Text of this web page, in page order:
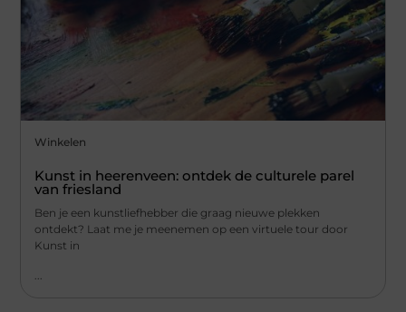
Winkelen
Kunst in heerenveen: ontdek de culturele parel
van friesland
Ben je een kunstliefhebber die graag nieuwe plekken
ontdekt? Laat me je meenemen op een virtuele tour door
Kunst in